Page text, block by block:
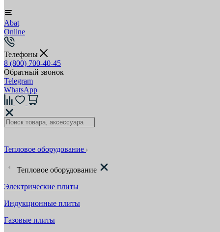
Abat
Online
Телефоны
8 (800) 700-40-45
Обратный звонок
Telegram
WhatsApp
Тепловое оборудование
Тепловое оборудование
Электрические плиты
Индукционные плиты
Газовые плиты